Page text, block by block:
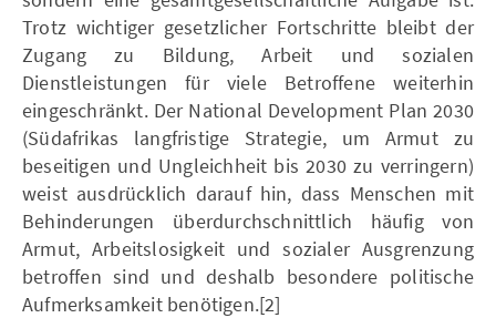
Trotz wichtiger gesetzlicher Fortschritte bleibt der
Zugang zu Bildung, Arbeit und sozialen
Dienstleistungen für viele Betroffene weiterhin
eingeschränkt. Der National Development Plan 2030
(Südafrikas langfristige Strategie, um Armut zu
beseitigen und Ungleichheit bis 2030 zu verringern)
weist ausdrücklich darauf hin, dass Menschen mit
Behinderungen überdurchschnittlich häufig von
Armut, Arbeitslosigkeit und sozialer Ausgrenzung
betroffen sind und deshalb besondere politische
Aufmerksamkeit benötigen.[2]